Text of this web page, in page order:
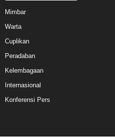
Mimbar
Warta
Cuplikan
Peradaban
Kelembagaan
Internasional
Konferensi Pers